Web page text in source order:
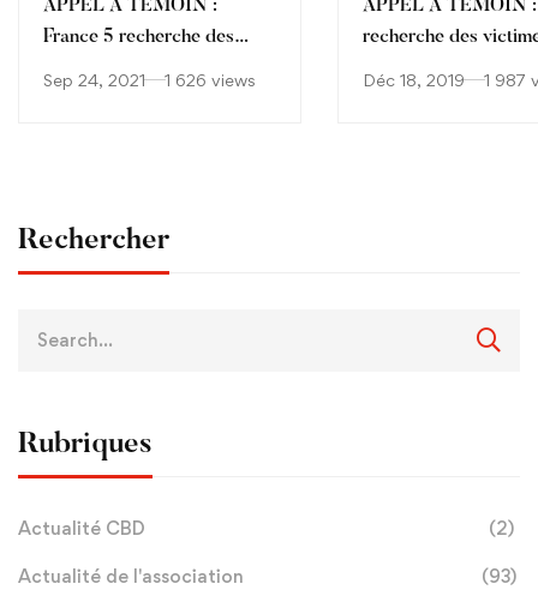
APPEL A TÉMOIN :
France 5 recherche des
Sep 24, 2021 1 626 views
APPEL A TÉMOIN
recherche des
Déc 18, 2019 1 987
Rechercher
Rubriques
Actualité CBD (2)
Actualité de l'association (93)